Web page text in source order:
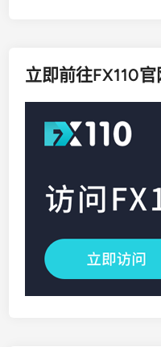
立即前往FX110官